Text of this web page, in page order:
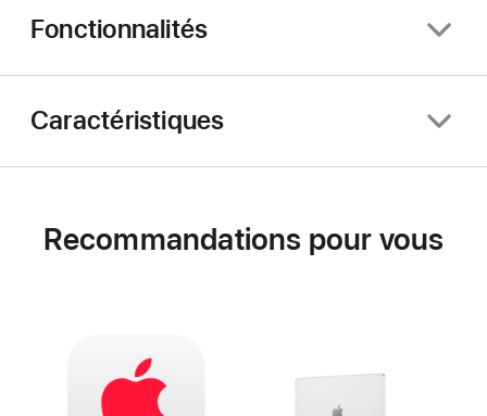
Fonctionnalités
Caractéristiques
Recommandations pour vous